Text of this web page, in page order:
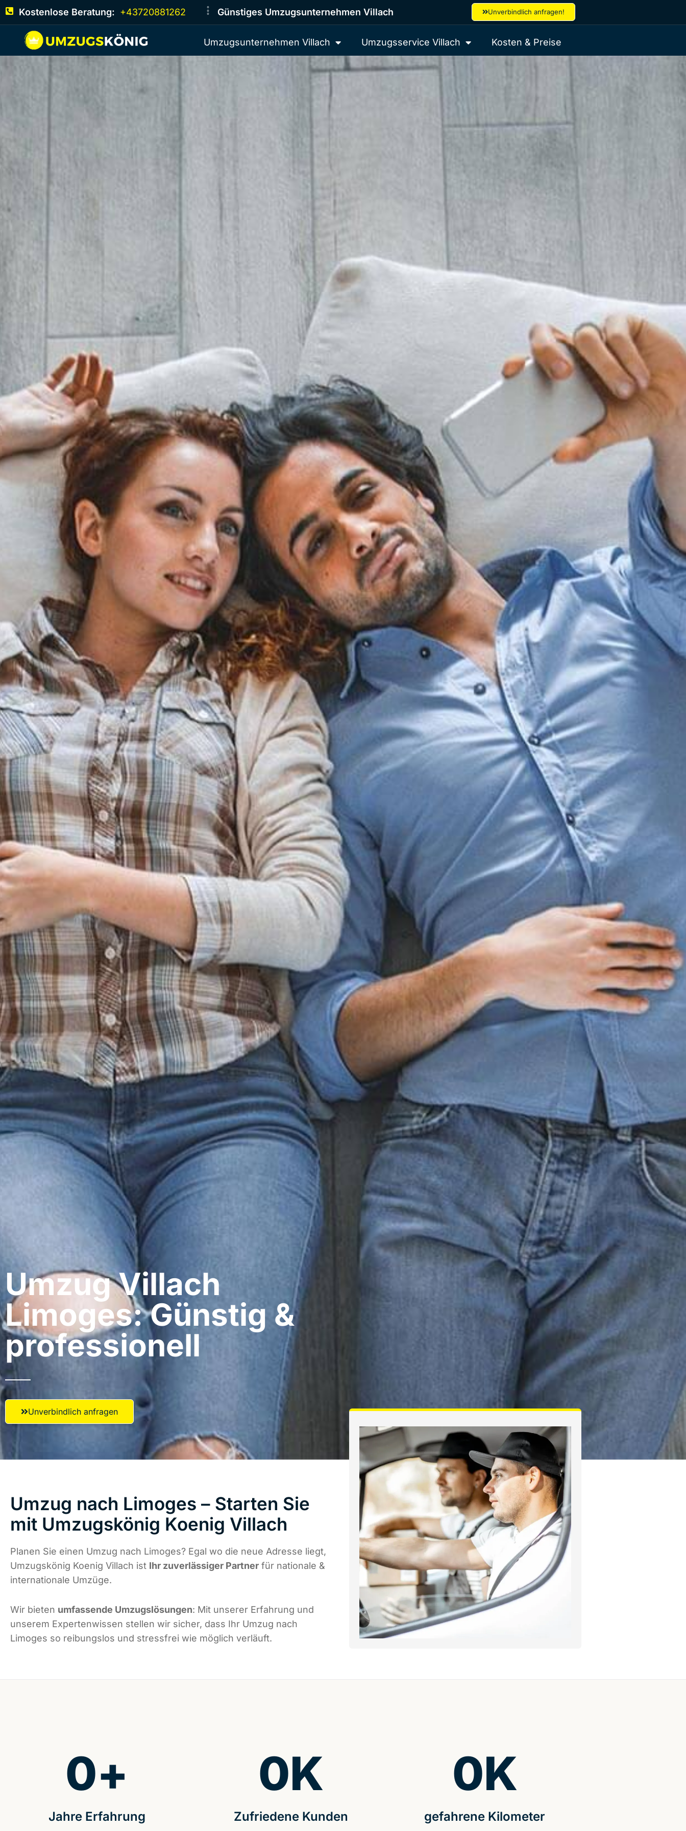
Kostenlose Beratung: +43720881262 Günstiges Umzugsunternehmen Villach Unverbindlich anfragen!
Umzugsunternehmen Villach Umzugsservice Villach Kosten & Preise
Umzug Villach​
Limoges: Günstig &
professionell​
Unverbindlich anfragen
Umzug nach Limoges – Starten Sie
mit Umzugskönig Koenig Villach
Planen Sie einen Umzug nach Limoges? Egal wo die neue Adresse liegt,
Umzugskönig Koenig Villach ist Ihr zuverlässiger Partner für nationale &
internationale Umzüge.
Wir bieten umfassende Umzugslösungen: Mit unserer Erfahrung und
unserem Expertenwissen stellen wir sicher, dass Ihr Umzug nach
Limoges so reibungslos und stressfrei wie möglich verläuft.
Jahre Erfahrung
0+
Zufriedene Kunden
0K
gefahrene Kilometer
0K